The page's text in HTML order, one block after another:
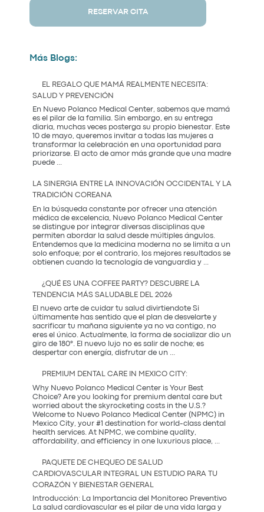
RESERVAR CITA
Más Blogs:
EL REGALO QUE MAMÁ REALMENTE NECESITA:
SALUD Y PREVENCIÓN
En Nuevo Polanco Medical Center, sabemos que mamá
es el pilar de la familia. Sin embargo, en su entrega
diaria, muchas veces posterga su propio bienestar. Este
10 de mayo, queremos invitar a todas las mujeres a
transformar la celebración en una oportunidad para
priorizarse. El acto de amor más grande que una madre
puede ...
que
Realmente
Necesita:
Salud
y
Prevención
LA SINERGIA ENTRE LA INNOVACIÓN OCCIDENTAL Y LA
TRADICIÓN COREANA
En la búsqueda constante por ofrecer una atención
médica de excelencia, Nuevo Polanco Medical Center
se distingue por integrar diversas disciplinas que
permiten abordar la salud desde múltiples ángulos.
Entendemos que la medicina moderna no se limita a un
solo enfoque; por el contrario, los mejores resultados se
obtienen cuando la tecnología de vanguardia y
y
la
Tradición
¿QUÉ ES UNA COFFEE PARTY? DESCUBRE LA
TENDENCIA MÁS SALUDABLE DEL 2026
El nuevo arte de cuidar tu salud divirtiendote Si
últimamente has sentido que el plan de desvelarte y
sacrificar tu mañana siguiente ya no va contigo, no
eres el único. Actualmente, la forma de socializar dio un
giro de 180°. El nuevo lujo no es salir de noche; es
despertar con energía, disfrutar de un ...
una
Party?
Descubre
la
tendencia
más
saludable
del
PREMIUM DENTAL CARE IN MEXICO CITY:
Why Nuevo Polanco Medical Center is Your Best
Choice? Are you looking for premium dental care but
worried about the skyrocketing costs in the U.S.?
Welcome to Nuevo Polanco Medical Center (NPMC) in
Mexico City, your #1 destination for world-class dental
health services. At NPMC, we combine quality,
affordability, and efficiency in one luxurious place,
PAQUETE DE CHEQUEO DE SALUD
CARDIOVASCULAR INTEGRAL UN ESTUDIO PARA TU
CORAZÓN Y BIENESTAR GENERAL
Introducción: La Importancia del Monitoreo Preventivo
La salud cardiovascular es el pilar de una vida larga y